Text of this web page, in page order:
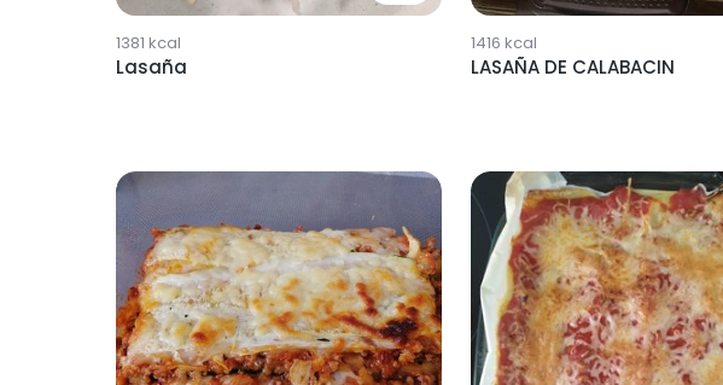
1381 kcal
Lasaña
1416 kcal
LASAÑA DE CALABACIN